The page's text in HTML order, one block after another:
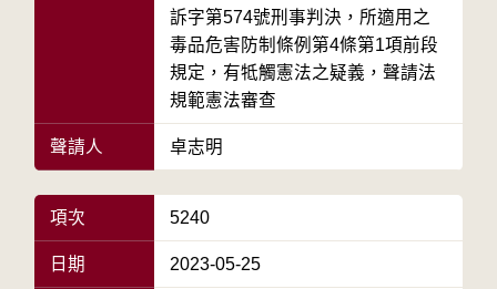
訴字第574號刑事判決，所適用之
毒品危害防制條例第4條第1項前段
規定，有牴觸憲法之疑義，聲請法
規範憲法審查
聲請人 卓志明
項次 5240
日期 2023-05-25